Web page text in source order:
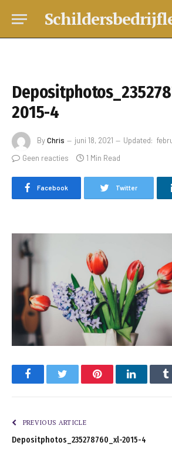
2015-4
ByChris juni 18, 2021 Updated:
Geen reacties
1 Min Read
Facebook Twitter
FacebookTwitter PinterestLinkedIn
PREVIOUS ARTICLE
Depositphotos_235278760_xl-2015-4